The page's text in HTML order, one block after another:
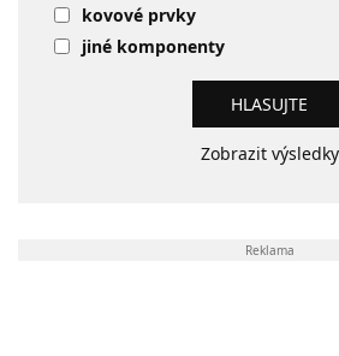
kovové prvky
jiné komponenty
Zobrazit výsledky
Reklama